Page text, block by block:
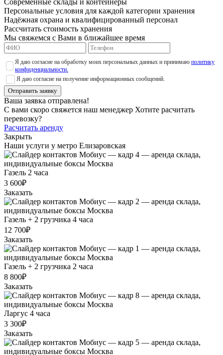
Персональные условия для каждой категории хранения
Надёжная охрана и квалифицированный персонал
Рассчитать стоимость хранения
Мы свяжемся с Вами в ближайшее время
Я даю согласие на обработку моих персональных данных и принимаюполитику
конфиденциальности.
Я даю согласие на получение информационных сообщений.
Отправить заявку
Ваша заявка отправлена!
С вами скоро свяжется наш менеджер Хотите расчитать
перевозку?
Расчитать аренду
Закрыть
Наши услуги у метро Елизаровская
Газель 2 часа
3 600₽
Заказать
Газель + 2 грузчика 4 часа
12 700₽
Заказать
Газель + 2 грузчика 2 часа
8 800₽
Заказать
Ларгус 4 часа
3 300₽
Заказать